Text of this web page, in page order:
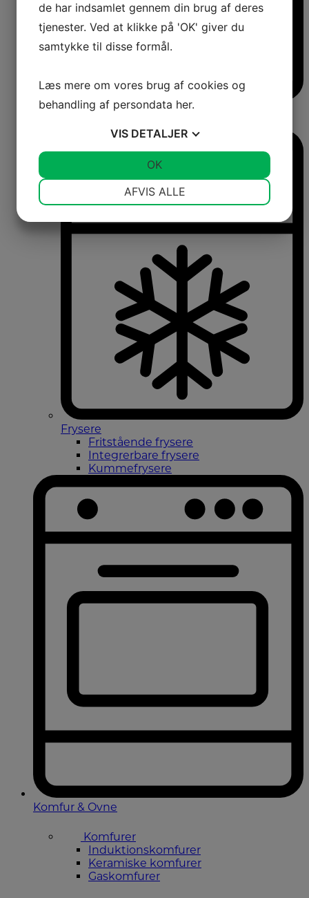
Vinkøleskabe
Frysere
Fritstående frysere
Integrerbare frysere
Kummefrysere
Komfur & Ovne
Komfurer
Induktionskomfurer
Keramiske komfurer
Gaskomfurer
de har indsamlet gennem din brug af deres
tjenester. Ved at klikke på 'OK' giver du
samtykke til disse formål.
Læs mere om vores brug af cookies og
behandling af persondata her.
VIS DETALJER
MARKETING STATISTIK
AFVIS ALLE
OK